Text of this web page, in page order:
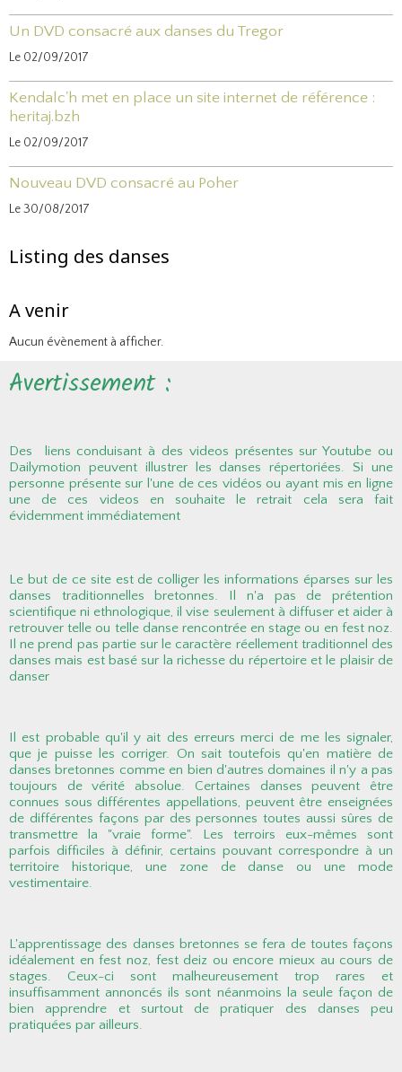
Un DVD consacré aux danses du Tregor
Le 02/09/2017
Kendalc'h met en place un site internet de référence :
heritaj.bzh
Le 02/09/2017
Nouveau DVD consacré au Poher
Le 30/08/2017
Listing des danses
A venir
Aucun évènement à afficher.
Avertissement :
Des liens conduisant à des videos présentes sur Youtube ou
Dailymotion peuvent illustrer les danses répertoriées. Si une
personne présente sur l'une de ces vidéos ou ayant mis en ligne
une de ces videos en souhaite le retrait cela sera fait
évidemment immédiatement
Le but de ce site est de colliger les informations éparses sur les
danses traditionnelles bretonnes. Il n'a pas de prétention
scientifique ni ethnologique, il vise seulement à diffuser et aider à
retrouver telle ou telle danse rencontrée en stage ou en fest noz.
Il ne prend pas partie sur le caractère réellement traditionnel des
danses mais est basé sur la richesse du répertoire et le plaisir de
danser
Il est probable qu'il y ait des erreurs merci de me les signaler,
que je puisse les corriger. On sait toutefois qu'en matière de
danses bretonnes comme en bien d'autres domaines il n'y a pas
toujours de vérité absolue. Certaines danses peuvent être
connues sous différentes appellations, peuvent être enseignées
de différentes façons par des personnes toutes aussi sûres de
transmettre la "vraie forme". Les terroirs eux-mêmes sont
parfois difficiles à définir, certains pouvant correspondre à un
territoire historique, une zone de danse ou une mode
vestimentaire.
L'apprentissage des danses bretonnes se fera de toutes façons
idéalement en fest noz, fest deiz ou encore mieux au cours de
stages. Ceux-ci sont malheureusement trop rares et
insuffisamment annoncés ils sont néanmoins la seule façon de
bien apprendre et surtout de pratiquer des danses peu
pratiquées par ailleurs.